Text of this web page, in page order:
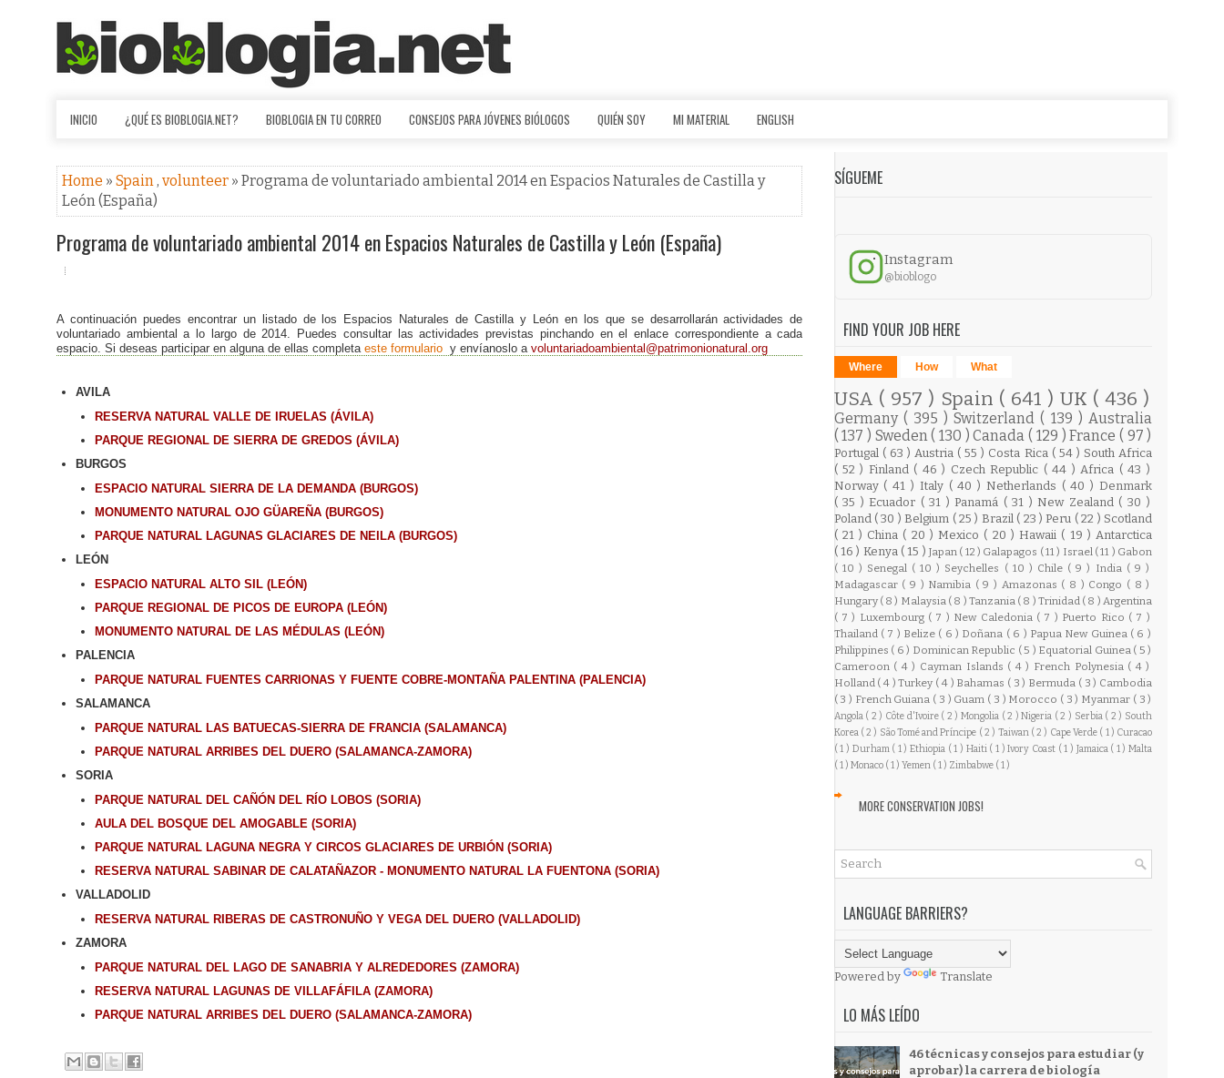
INICIO ¿QUÉ ES BIOBLOGIA.NET? BIOBLOGIA EN TU CORREO CONSEJOS PARA JÓVENES BIÓLOGOS QUIÉN SOY MI MATERIAL ENGLISH
Home » Spain, volunteer » Programa de voluntariado ambiental 2014 en Espacios Naturales de Castilla y
León (España)
Programa de voluntariado ambiental 2014 en Espacios Naturales de Castilla y León (España)
A continuación puedes encontrar un listado de los Espacios Naturales de Castilla y León en los que se desarrollarán actividades de
voluntariado ambiental a lo largo de 2014. Puedes consultar las actividades previstas pinchando en el enlace correspondiente a cada
espacio. Si deseas participar en alguna de ellas completa este formulario y envíanoslo a voluntariadoambiental@patrimonionatural.org
AVILA
RESERVA NATURAL VALLE DE IRUELAS (ÁVILA)
PARQUE REGIONAL DE SIERRA DE GREDOS (ÁVILA)
BURGOS
ESPACIO NATURAL SIERRA DE LA DEMANDA (BURGOS)
MONUMENTO NATURAL OJO GÜAREÑA (BURGOS)
PARQUE NATURAL LAGUNAS GLACIARES DE NEILA (BURGOS)
LEÓN
ESPACIO NATURAL ALTO SIL (LEÓN)
PARQUE REGIONAL DE PICOS DE EUROPA (LEÓN)
MONUMENTO NATURAL DE LAS MÉDULAS (LEÓN)
PALENCIA
PARQUE NATURAL FUENTES CARRIONAS Y FUENTE COBRE-MONTAÑA PALENTINA (PALENCIA)
SALAMANCA
PARQUE NATURAL LAS BATUECAS-SIERRA DE FRANCIA (SALAMANCA)
PARQUE NATURAL ARRIBES DEL DUERO (SALAMANCA-ZAMORA)
SORIA
PARQUE NATURAL DEL CAÑÓN DEL RÍO LOBOS (SORIA)
AULA DEL BOSQUE DEL AMOGABLE (SORIA)
PARQUE NATURAL LAGUNA NEGRA Y CIRCOS GLACIARES DE URBIÓN (SORIA)
RESERVA NATURAL SABINAR DE CALATAÑAZOR - MONUMENTO NATURAL LA FUENTONA (SORIA)
VALLADOLID
RESERVA NATURAL RIBERAS DE CASTRONUÑO Y VEGA DEL DUERO (VALLADOLID)
ZAMORA
PARQUE NATURAL DEL LAGO DE SANABRIA Y ALREDEDORES (ZAMORA)
RESERVA NATURAL LAGUNAS DE VILLAFÁFILA (ZAMORA)
PARQUE NATURAL ARRIBES DEL DUERO (SALAMANCA-ZAMORA)
SÍGUEME
Instagram
@bioblogo
FIND YOUR JOB HERE
Where How What
USA ( 957 ) Spain ( 641 ) UK ( 436 )
Germany ( 395 )Switzerland( 139 )Australia
( 137 ) Sweden( 130 )Canada( 129 )France ( 97 )
Portugal ( 63 ) Austria ( 55 ) Costa Rica ( 54 ) South Africa
( 52 ) Finland ( 46 ) Czech Republic ( 44 )Africa ( 43 )
Norway ( 41 ) Italy ( 40 ) Netherlands ( 40 ) Denmark
( 35 ) Ecuador ( 31 ) Panamá ( 31 ) New Zealand ( 30 )
Poland ( 30 ) Belgium ( 25 ) Brazil ( 23 ) Peru ( 22 ) Scotland
( 21 ) China ( 20 ) Mexico ( 20 ) Hawaii ( 19 )Antarctica
( 16 ) Kenya ( 15 ) Japan ( 12 ) Galapagos ( 11 ) Israel ( 11 ) Gabon
( 10 ) Senegal ( 10 ) Seychelles ( 10 ) Chile ( 9 ) India ( 9 )
Madagascar ( 9 ) Namibia ( 9 ) Amazonas ( 8 ) Congo ( 8 )
Hungary ( 8 ) Malaysia ( 8 ) Tanzania ( 8 ) Trinidad ( 8 )Argentina
( 7 ) Luxembourg ( 7 ) New Caledonia ( 7 ) Puerto Rico ( 7 )
Thailand ( 7 ) Belize ( 6 ) Doñana ( 6 ) Papua New Guinea ( 6 )
Philippines ( 6 ) Dominican Republic ( 5 ) Equatorial Guinea ( 5 )
Cameroon ( 4 ) Cayman Islands ( 4 ) French Polynesia ( 4 )
Holland ( 4 )Turkey ( 4 ) Bahamas ( 3 ) Bermuda ( 3 ) Cambodia
( 3 ) French Guiana ( 3 ) Guam ( 3 ) Morocco ( 3 ) Myanmar ( 3 )
Angola ( 2 ) Côte d'Ivoire ( 2 ) Mongolia ( 2 )Nigeria ( 2 ) Serbia ( 2 ) South
Korea ( 2 ) São Tomé and Príncipe ( 2 ) Taiwan ( 2 ) Cape Verde ( 1 ) Curacao
( 1 ) Durham ( 1 )Ethiopia ( 1 ) Haiti ( 1 )Ivory Coast ( 1 ) Jamaica ( 1 )Malta
( 1 ) Monaco ( 1 ) Yemen ( 1 ) Zimbabwe ( 1 )
MORE CONSERVATION JOBS!
LANGUAGE BARRIERS?
Powered by Translate
LO MÁS LEÍDO
46 técnicas y consejos para estudiar (y
aprobar) la carrera de biología